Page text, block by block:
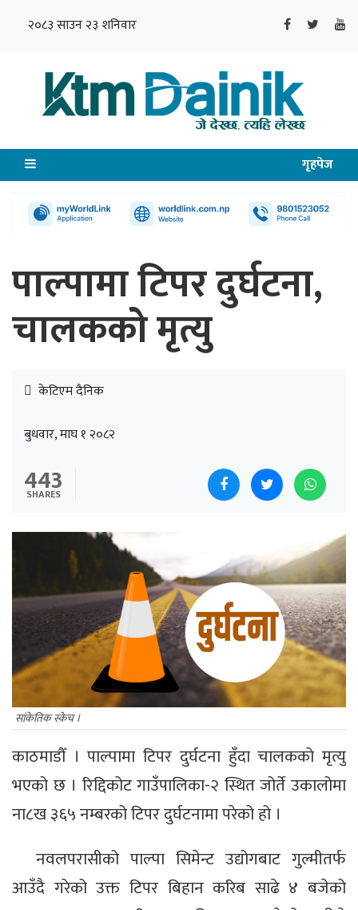
२०८३ साउन २३ शनिवार
गृहपेज
पाल्पामा टिपर दुर्घटना,
चालकको मृत्यु
केटिएम दैनिक
बुधवार, माघ १ २०८२
443
SHARES
सांकेतिक स्केच ।
काठमाडौँ । पाल्पामा टिपर दुर्घटना हुँदा चालकको मृत्यु
भएको छ । रिद्दिकोट गाउँपालिका-२ स्थित जोर्ते उकालोमा
ना८ख ३६५ नम्बरको टिपर दुर्घटनामा परेको हो ।
नवलपरासीको पाल्पा सिमेन्ट उद्योगबाट गुल्मीतर्फ
आउँदै गरेको उक्त टिपर बिहान करिब साढे ४ बजेको